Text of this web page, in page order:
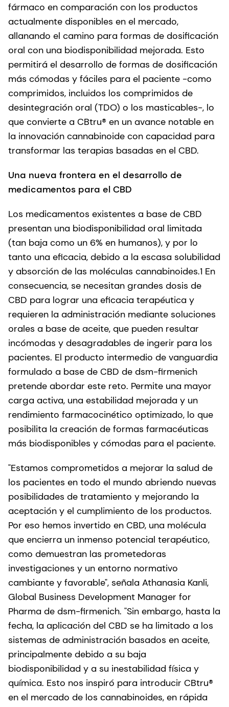
fármaco en comparación con los productos
actualmente disponibles en el mercado,
allanando el camino para formas de dosificación
oral con una biodisponibilidad mejorada. Esto
permitirá el desarrollo de formas de dosificación
más cómodas y fáciles para el paciente -como
comprimidos, incluidos los comprimidos de
desintegración oral (TDO) o los masticables-, lo
que convierte a CBtru® en un avance notable en
la innovación cannabinoide con capacidad para
transformar las terapias basadas en el CBD.
Una nueva frontera en el desarrollo de
medicamentos para el CBD
Los medicamentos existentes a base de CBD
presentan una biodisponibilidad oral limitada
(tan baja como un 6% en humanos), y por lo
tanto una eficacia, debido a la escasa solubilidad
y absorción de las moléculas cannabinoides.1 En
consecuencia, se necesitan grandes dosis de
CBD para lograr una eficacia terapéutica y
requieren la administración mediante soluciones
orales a base de aceite, que pueden resultar
incómodas y desagradables de ingerir para los
pacientes. El producto intermedio de vanguardia
formulado a base de CBD de dsm-firmenich
pretende abordar este reto. Permite una mayor
carga activa, una estabilidad mejorada y un
rendimiento farmacocinético optimizado, lo que
posibilita la creación de formas farmacéuticas
más biodisponibles y cómodas para el paciente.
"Estamos comprometidos a mejorar la salud de
los pacientes en todo el mundo abriendo nuevas
posibilidades de tratamiento y mejorando la
aceptación y el cumplimiento de los productos.
Por eso hemos invertido en CBD, una molécula
que encierra un inmenso potencial terapéutico,
como demuestran las prometedoras
investigaciones y un entorno normativo
cambiante y favorable", señala Athanasia Kanli,
Global Business Development Manager for
Pharma de dsm-firmenich. "Sin embargo, hasta la
fecha, la aplicación del CBD se ha limitado a los
sistemas de administración basados en aceite,
principalmente debido a su baja
biodisponibilidad y a su inestabilidad física y
química. Esto nos inspiró para introducir CBtru®
en el mercado de los cannabinoides, en rápida